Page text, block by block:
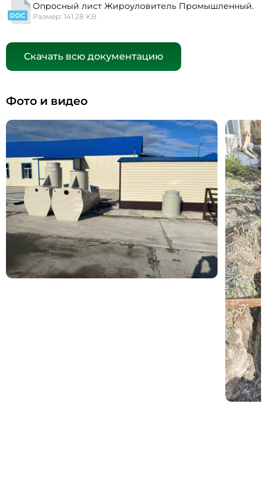
Опросный лист Жироуловитель Промышленный.
Размер: 141.28 KB
Скачать всю документацию
Фото и видео